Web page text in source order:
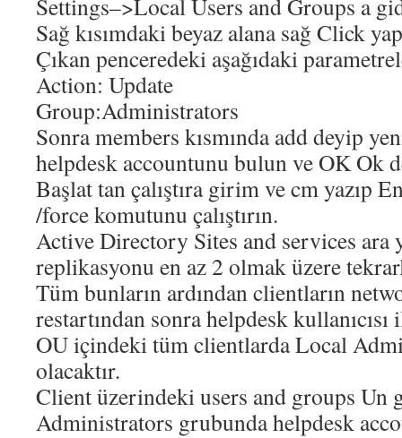
Settings–>Local Users and Groups a
Sağ kısımdaki beyaz alana sağ Click
Çıkan penceredeki aşağıdaki
Action: Update
Group:Administrators
Sonra members kısmında add deyip
helpdesk accountunu bulun ve OK Ok
Başlat tan çalıştıra girim ve cm yazıp
/force komutunu çalıştırın.
Active Directory Sites and services
replikasyonu en az 2 olmak üzere
Tüm bunların ardından clientların
restartından sonra helpdesk
OU içindeki tüm clientlarda Local
olacaktır.
Client üzerindeki users and groups Un
Administrators grubunda helpdesk